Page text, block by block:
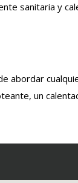
sanitaria y
abordar
un